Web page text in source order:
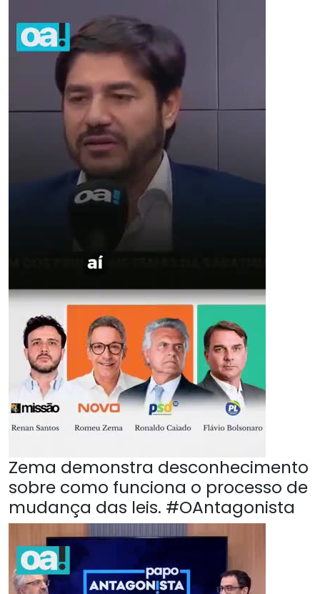
Zema demonstra desconhecimento
sobre como funciona o processo de
mudança das leis. #OAntagonista